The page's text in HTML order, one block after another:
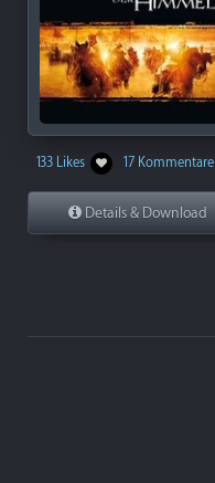
133 Likes 17 Kommentare
Details & Download